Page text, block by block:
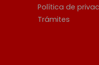
Política de
Trámites